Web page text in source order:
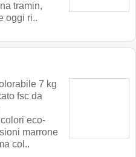
tramin,
oggi ri..
7 kg
fsc da
eco-
marrone
col..